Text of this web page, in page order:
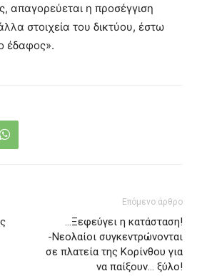
απαγορεύεται η προσέγγιση
στοιχεία του δικτύου, έστω
έδαφος».
Επόμενο άρθρο
…Ξεφεύγει η κατάσταση!
-Νεολαίοι συγκεντρώνονται
σε πλατεία της Κορίνθου για
να παίξουν… ξύλο!